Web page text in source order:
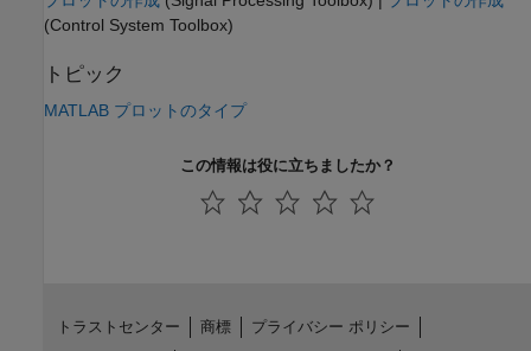
(Control System Toolbox)
トピック
MATLAB プロットのタイプ
この情報は役に立ちましたか？
トラストセンター 商標 プライバシー ポリシー